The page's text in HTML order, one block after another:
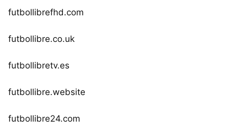
futbollibrefhd.com
futbollibre.co.uk
futbollibretv.es
futbollibre.website
futbollibre24.com